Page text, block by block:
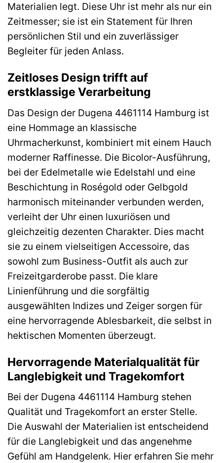
Materialien legt. Diese Uhr ist mehr als nur ein
Zeitmesser; sie ist ein Statement für Ihren
persönlichen Stil und ein zuverlässiger
Begleiter für jeden Anlass.
Zeitloses Design trifft auf
erstklassige Verarbeitung
Das Design der Dugena 4461114 Hamburg ist
eine Hommage an klassische
Uhrmacherkunst, kombiniert mit einem Hauch
moderner Raffinesse. Die Bicolor-Ausführung,
bei der Edelmetalle wie Edelstahl und eine
Beschichtung in Roségold oder Gelbgold
harmonisch miteinander verbunden werden,
verleiht der Uhr einen luxuriösen und
gleichzeitig dezenten Charakter. Dies macht
sie zu einem vielseitigen Accessoire, das
sowohl zum Business-Outfit als auch zur
Freizeitgarderobe passt. Die klare
Linienführung und die sorgfältig
ausgewählten Indizes und Zeiger sorgen für
eine hervorragende Ablesbarkeit, die selbst in
hektischen Momenten überzeugt.
Hervorragende Materialqualität für
Langlebigkeit und Tragekomfort
Bei der Dugena 4461114 Hamburg stehen
Qualität und Tragekomfort an erster Stelle.
Die Auswahl der Materialien ist entscheidend
für die Langlebigkeit und das angenehme
Gefühl am Handgelenk. Hier erfahren Sie mehr